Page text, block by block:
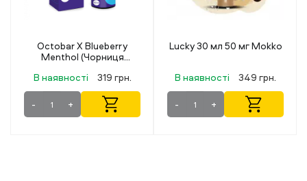
Lucky 30 мл 50 мг Mokko
В наявності 349 грн.
- +
Flavorlab Rainberry Candy
В наявності 499 грн.
- +